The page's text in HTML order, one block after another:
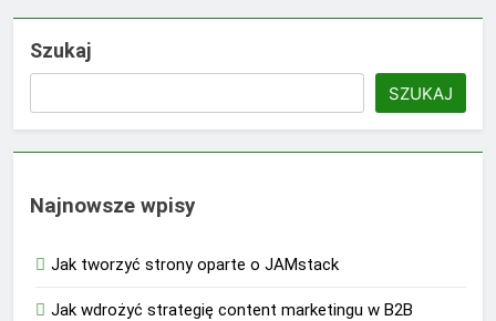
Szukaj
SZUKAJ
Najnowsze wpisy
Jak tworzyć strony oparte o JAMstack
Jak wdrożyć strategię content marketingu w B2B